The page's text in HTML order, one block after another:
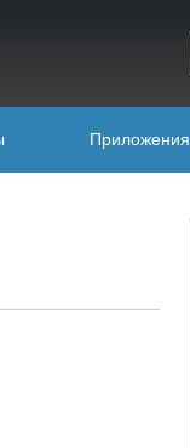
Приложения